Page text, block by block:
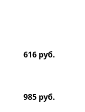
616 руб.
985 руб.